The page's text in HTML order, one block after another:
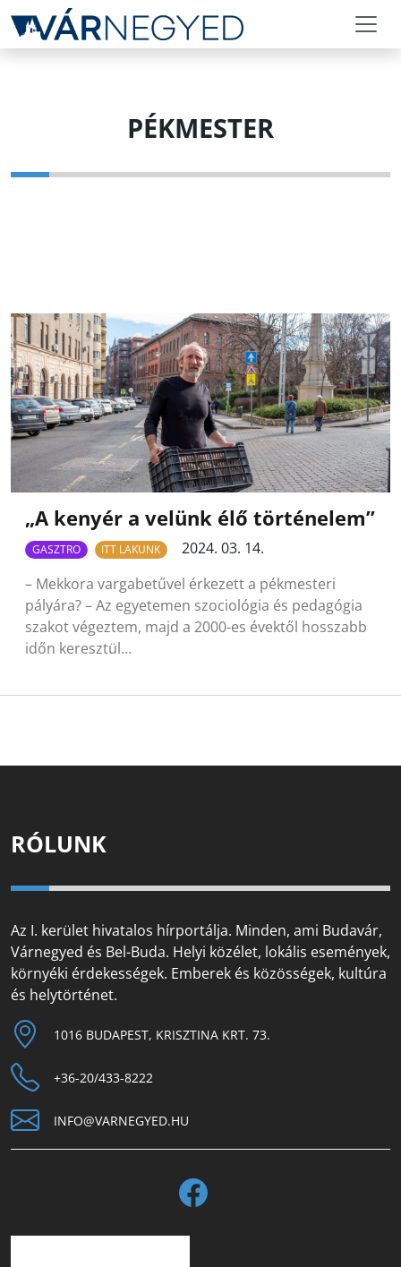
PÉKMESTER
„A kenyér a velünk élő történelem”
GASZTRO ITT LAKUNK
2024. 03. 14.
– Mekkora vargabetűvel érkezett a pékmesteri
pályára? – Az egyetemen szociológia és pedagógia
szakot végeztem, majd a 2000-es évektől hosszabb
időn keresztül…
RÓLUNK
Az I. kerület hivatalos hírportálja. Minden, ami Budavár,
Várnegyed és Bel-Buda. Helyi közélet, lokális események,
környéki érdekességek. Emberek és közösségek, kultúra
és helytörténet.
1016 BUDAPEST, KRISZTINA KRT. 73.
+36-20/433-8222
INFO@VARNEGYED.HU